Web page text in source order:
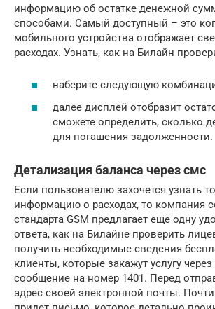
информацию об остатке денежной
способами. Самый доступный – это
мобильного устройства отображает
расходах. Узнать, как на Билайн
наберите следующую
далее дисплей отобразит
сможете определить, сколько
для погашения задолженности.
Детализация баланса через смс
Если пользователю захочется узнать
информацию о расходах, то компания
стандарта GSM предлагает еще одну
ответа, как на Билайне проверить
получить необходимые сведения
клиенты, которые закажут услугу через
сообщение на номер 1401. Перед
адрес своей электронной почты.